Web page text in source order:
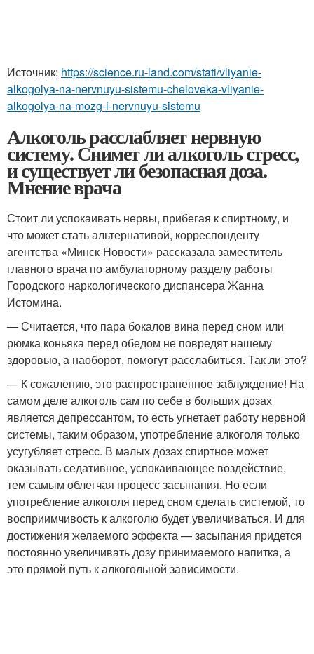
Источник: https://science.ru-land.com/stati/vliyanie-
alkogolya-na-nervnuyu-sistemu-cheloveka-vliyanie-
alkogolya-na-mozg-i-nervnuyu-sistemu
Алкоголь расслабляет нервную
систему. Снимет ли алкоголь стресс,
и существует ли безопасная доза.
Мнение врача
Стоит ли успокаивать нервы, прибегая к спиртному, и
что может стать альтернативой, корреспонденту
агентства «Минск-Новости» рассказала заместитель
главного врача по амбулаторному разделу работы
Городского наркологического диспансера Жанна
Истомина.
— Считается, что пара бокалов вина перед сном или
рюмка коньяка перед обедом не повредят нашему
здоровью, а наоборот, помогут расслабиться. Так ли это?
— К сожалению, это распространенное заблуждение! На
самом деле алкоголь сам по себе в больших дозах
является депрессантом, то есть угнетает работу нервной
системы, таким образом, употребление алкоголя только
усугубляет стресс. В малых дозах спиртное может
оказывать седативное, успокаивающее воздействие,
тем самым облегчая процесс засыпания. Но если
употребление алкоголя перед сном сделать системой, то
восприимчивость к алкоголю будет увеличиваться. И для
достижения желаемого эффекта — засыпания придется
постоянно увеличивать дозу принимаемого напитка, а
это прямой путь к алкогольной зависимости.